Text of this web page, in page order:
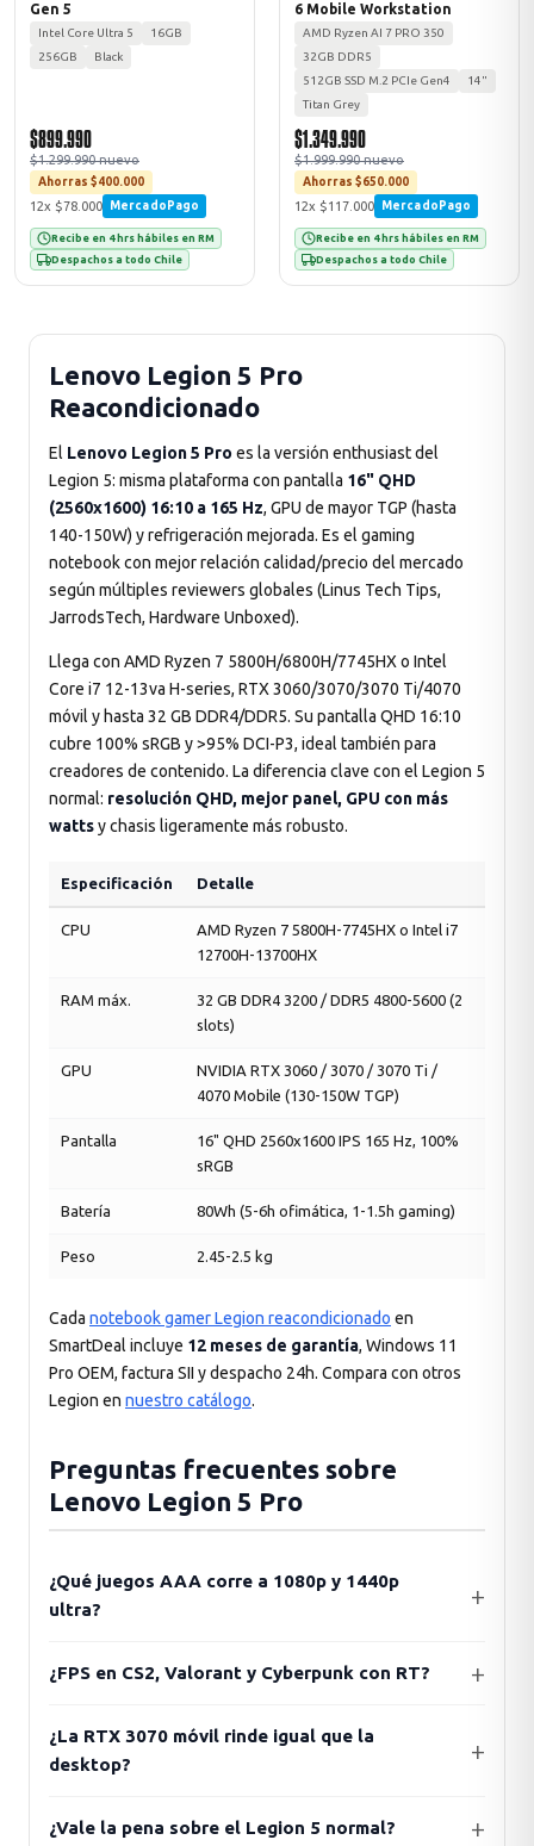
Gen 5
Intel Core Ultra 5
16GB
256GB
Black
$899.990
$1.299.990 nuevo
Ahorras $400.000
12x $78.000 MercadoPago
Recibe en 4 hrs hábiles en RM
Despachos a todo Chile
6 Mobile Workstation
AMD Ryzen AI 7 PRO 350
32GB DDR5
512GB SSD M.2 PCIe Gen4
14"
Titan Grey
$1.349.990
$1.999.990 nuevo
Ahorras $650.000
12x $117.000 MercadoPago
Recibe en 4 hrs hábiles en RM
Despachos a todo Chile
Lenovo Legion 5 Pro
Reacondicionado
El Lenovo Legion 5 Pro es la versión enthusiast del
Legion 5: misma plataforma con pantalla 16" QHD
(2560x1600) 16:10 a 165 Hz, GPU de mayor TGP (hasta
140-150W) y refrigeración mejorada. Es el gaming
notebook con mejor relación calidad/precio del mercado
según múltiples reviewers globales (Linus Tech Tips,
JarrodsTech, Hardware Unboxed).
Llega con AMD Ryzen 7 5800H/6800H/7745HX o Intel
Core i7 12-13va H-series, RTX 3060/3070/3070 Ti/4070
móvil y hasta 32 GB DDR4/DDR5. Su pantalla QHD 16:10
cubre 100% sRGB y >95% DCI-P3, ideal también para
creadores de contenido. La diferencia clave con el Legion 5
normal: resolución QHD, mejor panel, GPU con más
wattsy chasis ligeramente más robusto.
Especificación Detalle
CPU
AMD Ryzen 7 5800H-7745HX o Intel i7
12700H-13700HX
RAM máx.
32 GB DDR4 3200 / DDR5 4800-5600 (2
slots)
GPU
NVIDIA RTX 3060 / 3070 / 3070 Ti /
4070 Mobile (130-150W TGP)
Pantalla
16" QHD 2560x1600 IPS 165 Hz, 100%
sRGB
Batería 80Wh (5-6h ofimática, 1-1.5h gaming)
Peso 2.45-2.5 kg
Cada notebook gamer Legion reacondicionado en
SmartDeal incluye 12 meses de garantía, Windows 11
Pro OEM, factura SII y despacho 24h. Compara con otros
Legion en nuestro catálogo.
Preguntas frecuentes sobre
Lenovo Legion 5 Pro
¿Qué juegos AAA corre a 1080p y 1440p
ultra?
¿FPS en CS2, Valorant y Cyberpunk con RT?
¿La RTX 3070 móvil rinde igual que la
desktop?
¿Vale la pena sobre el Legion 5 normal?